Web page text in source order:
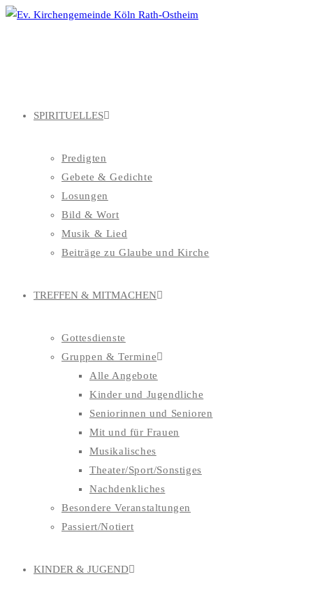
Zum
SPIRITUELLES
Predigten
Gebete & Gedichte
Losungen
Bild & Wort
Musik & Lied
Beiträge zu Glaube und Kirche
TREFFEN & MITMACHEN
Gottesdienste
Gruppen & Termine
Alle Angebote
Kinder und Jugendliche
Seniorinnen und Senioren
Mit und für Frauen
Musikalisches
Theater/Sport/Sonstiges
Nachdenkliches
Besondere Veranstaltungen
Passiert/Notiert
KINDER & JUGEND